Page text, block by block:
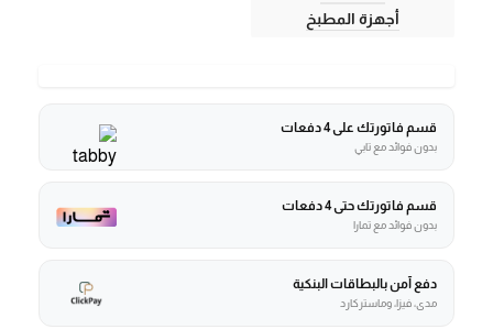
أجهزة المطبخ
قسم فاتورتك على 4 دفعات
بدون فوائد مع تابي
قسم فاتورتك حتى 4 دفعات
بدون فوائد مع تمارا
دفع آمن بالبطاقات البنكية
مدى، فيزا، وماستركارد